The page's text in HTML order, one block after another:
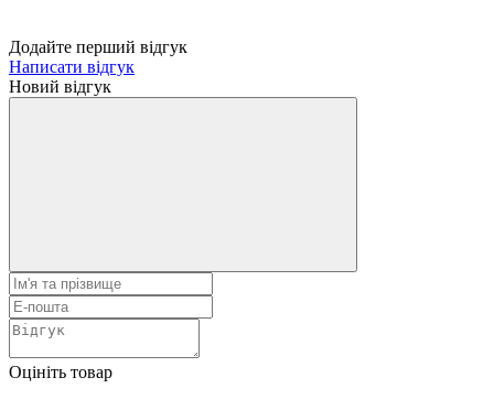
Додайте перший відгук
Написати відгук
Новий відгук
Оцініть товар